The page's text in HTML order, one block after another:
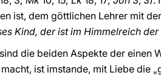
ist, dem göttlichen Lehrer mit
Kind, der ist im Himmelreich der
die beiden Aspekte der einen
ist imstande, mit Liebe die